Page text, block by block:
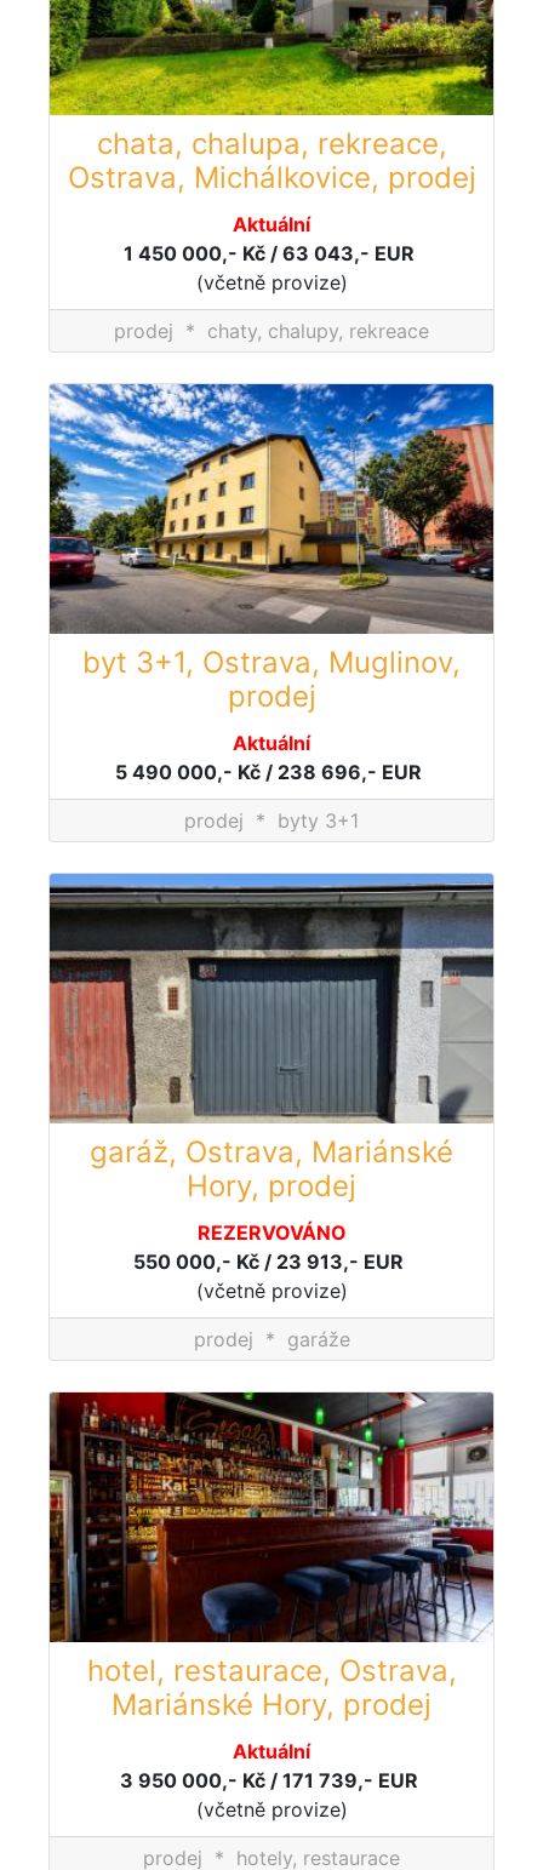
chata, chalupa, rekreace,
Ostrava, Michálkovice, prodej
Aktuální
1 450 000,- Kč / 63 043,- EUR
(včetně provize)
prodej * chaty, chalupy, rekreace
byt 3+1, Ostrava, Muglinov,
prodej
Aktuální
5 490 000,- Kč / 238 696,- EUR
prodej * byty 3+1
garáž, Ostrava, Mariánské
Hory, prodej
REZERVOVÁNO
550 000,- Kč / 23 913,- EUR
(včetně provize)
prodej * garáže
hotel, restaurace, Ostrava,
Mariánské Hory, prodej
Aktuální
3 950 000,- Kč / 171 739,- EUR
(včetně provize)
prodej * hotely, restaurace